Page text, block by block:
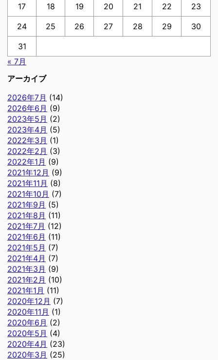
17 18 19 20 21 22 23
24 25 26 27 28 29 30
31
« 7月
アーカイブ
2026年7月 (14)
2026年6月 (9)
2023年5月 (2)
2023年4月 (5)
2022年3月 (1)
2022年2月 (3)
2022年1月 (9)
2021年12月 (9)
2021年11月 (8)
2021年10月 (7)
2021年9月 (5)
2021年8月 (11)
2021年7月 (12)
2021年6月 (11)
2021年5月 (7)
2021年4月 (7)
2021年3月 (9)
2021年2月 (10)
2021年1月 (11)
2020年12月 (7)
2020年11月 (1)
2020年6月 (2)
2020年5月 (4)
2020年4月 (23)
2020年3月 (25)